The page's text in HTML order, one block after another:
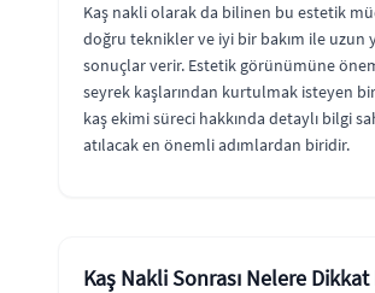
Kaş nakli olarak da bilinen bu estetik
doğru teknikler ve iyi bir bakım ile uzun
sonuçlar verir. Estetik görünümüne
seyrek kaşlarından kurtulmak isteyen
kaş ekimi süreci hakkında detaylı bilgi
atılacak en önemli adımlardan biridir.
Kaş Nakli Sonrası Nelere